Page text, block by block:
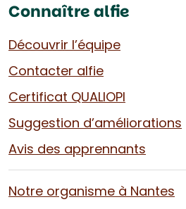
Connaître alfie
Découvrir l’équipe
Contacter alfie
Certificat QUALIOPI
Suggestion d’améliorations
Avis des apprennants
Notre organisme à Nantes